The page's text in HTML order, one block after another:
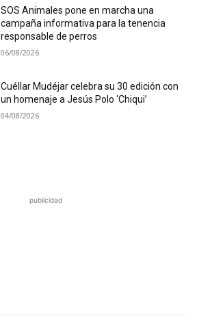
SOS Animales pone en marcha una
campaña informativa para la tenencia
responsable de perros
06/08/2026
Cuéllar Mudéjar celebra su 30 edición con
un homenaje a Jesús Polo ‘Chiqui’
04/08/2026
publicidad